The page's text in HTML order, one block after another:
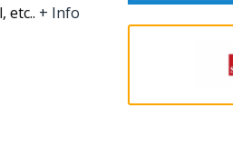
etc.. + Info